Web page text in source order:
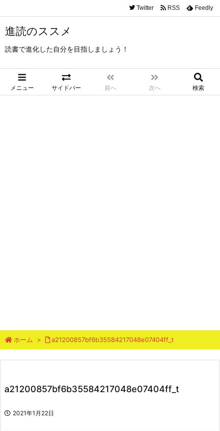
進読のススメ
読書で進化した自分を目指しましょう！
メニュー サイドバー 前へ 次へ 検索
Twitter RSS Feedly
ホーム > a21200857bf6b35584217048e07404ff_t
a21200857bf6b35584217048e07404ff_t
2021年1月22日